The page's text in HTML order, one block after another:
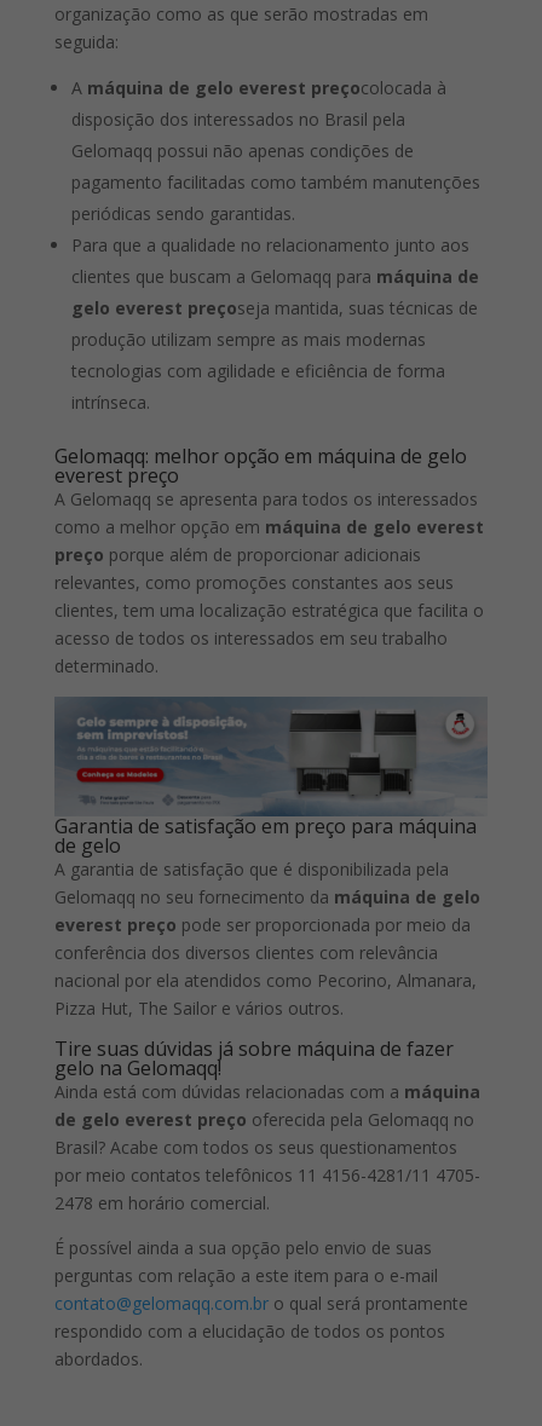
organização como as que serão mostradas em
seguida:
A máquina de gelo everest preçocolocada à
disposição dos interessados no Brasil pela
Gelomaqq possui não apenas condições de
pagamento facilitadas como também manutenções
periódicas sendo garantidas.
Para que a qualidade no relacionamento junto aos
clientes que buscam a Gelomaqq para máquina de
gelo everest preçoseja mantida, suas técnicas de
produção utilizam sempre as mais modernas
tecnologias com agilidade e eficiência de forma
intrínseca.
Gelomaqq: melhor opção em máquina de gelo
everest preço
A Gelomaqq se apresenta para todos os interessados
como a melhor opção em máquina de gelo everest
preço porque além de proporcionar adicionais
relevantes, como promoções constantes aos seus
clientes, tem uma localização estratégica que facilita o
acesso de todos os interessados em seu trabalho
determinado.
Garantia de satisfação em preço para máquina
de gelo
A garantia de satisfação que é disponibilizada pela
Gelomaqq no seu fornecimento da máquina de gelo
everest preço pode ser proporcionada por meio da
conferência dos diversos clientes com relevância
nacional por ela atendidos como Pecorino, Almanara,
Pizza Hut, The Sailor e vários outros.
Tire suas dúvidas já sobre máquina de fazer
gelo na Gelomaqq!
Ainda está com dúvidas relacionadas com a máquina
de gelo everest preço oferecida pela Gelomaqq no
Brasil? Acabe com todos os seus questionamentos
por meio contatos telefônicos 11 4156-4281/11 4705-
2478 em horário comercial.
É possível ainda a sua opção pelo envio de suas
perguntas com relação a este item para o e-mail
contato@gelomaqq.com.bro qual será prontamente
respondido com a elucidação de todos os pontos
abordados.